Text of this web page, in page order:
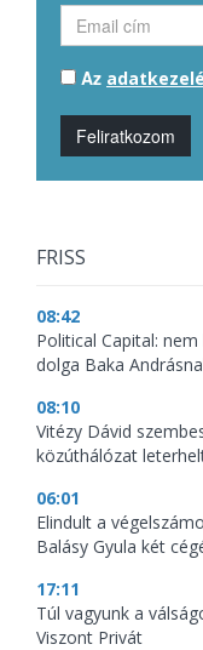
Az
Feliratkozom
FRISS
08:42
Political Capital:
dolga Baka
08:10
Vitézy Dávid
közúthálózat
06:01
Elindult a
Balásy Gyula két
17:11
Túl vagyunk a
Viszont Privát